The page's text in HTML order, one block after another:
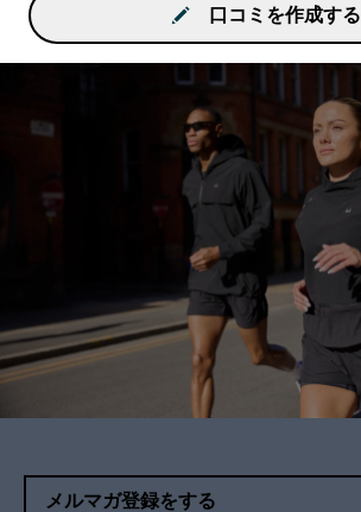
口コミを作成する
メルマガ登録をする